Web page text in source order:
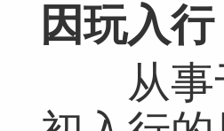
因玩入
从事于